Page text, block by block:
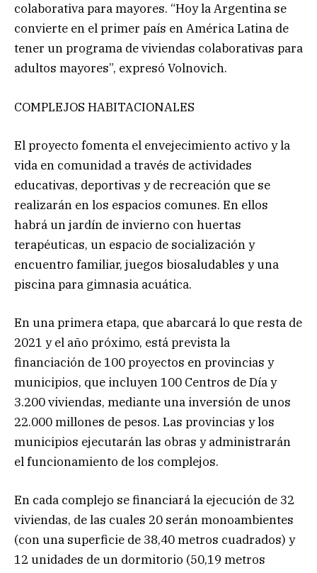
colaborativa para mayores. “Hoy la Argentina se
convierte en el primer país en América Latina de
tener un programa de viviendas colaborativas para
adultos mayores”, expresó Volnovich.
COMPLEJOS HABITACIONALES
El proyecto fomenta el envejecimiento activo y la
vida en comunidad a través de actividades
educativas, deportivas y de recreación que se
realizarán en los espacios comunes. En ellos
habrá un jardín de invierno con huertas
terapéuticas, un espacio de socialización y
encuentro familiar, juegos biosaludables y una
piscina para gimnasia acuática.
En una primera etapa, que abarcará lo que resta de
2021 y el año próximo, está prevista la
financiación de 100 proyectos en provincias y
municipios, que incluyen 100 Centros de Día y
3.200 viviendas, mediante una inversión de unos
22.000 millones de pesos. Las provincias y los
municipios ejecutarán las obras y administrarán
el funcionamiento de los complejos.
En cada complejo se financiará la ejecución de 32
viviendas, de las cuales 20 serán monoambientes
(con una superficie de 38,40 metros cuadrados) y
12 unidades de un dormitorio (50,19 metros